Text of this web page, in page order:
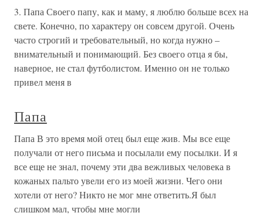
3. Папа Своего папу, как и маму, я люблю больше всех на
свете. Конечно, по характеру он совсем другой. Очень
часто строгий и требовательный, но когда нужно –
внимательный и понимающий. Без своего отца я бы,
наверное, не стал футболистом. Именно он не только
привел меня в
Папа
Папа В это время мой отец был еще жив. Мы все еще
получали от него письма и посылали ему посылки. И я
все еще не знал, почему эти два вежливых человека в
кожаных пальто увели его из моей жизни. Чего они
хотели от него? Никто не мог мне ответить.Я был
слишком мал, чтобы мне могли